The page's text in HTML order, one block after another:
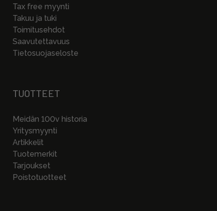
Tax free myynti
Takuu ja tuki
Toimitusehdot
Saavutettavuus
Tietosuojaseloste
TUOTTEET
Meidän 100v historia
Yritysmyynti
Artikkelit
Tuotemerkit
Tarjoukset
Poistotuotteet